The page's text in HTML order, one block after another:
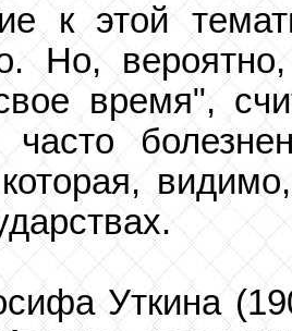
к этой
Но,
время",
часто
Уткина